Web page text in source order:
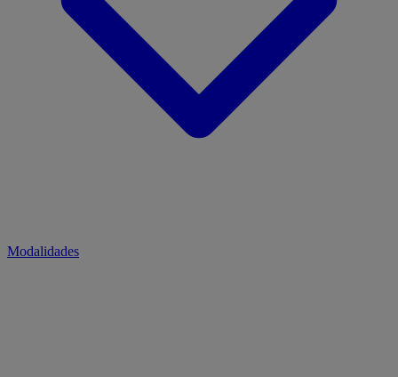
Modalidades